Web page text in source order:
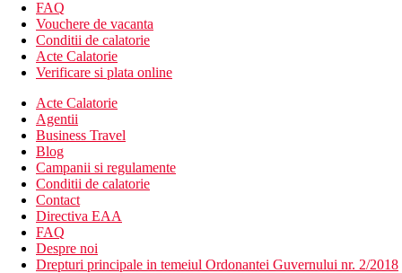
Sky Deluxe
aproximativ 25 m2
dotate similar camerelor Garden Room
situat la etajul 1 al unei case cu doua etaje
aproximativ 27 m2
dotate similar camerelor confort
bungalouri
tratament SPA gratuit de 30 de minute de persoana (o
cos cu fructe in camera la sosire
exista un pat suplimentar in camera, in cazul cazarii a 2
Vila cu apa
aproximativ 37 m2
dotate similar camerelor standard
FAQ
Vouchere de vacanta
Conditii de calatorie
Acte Calatorie
Verificare si plata online
Acte Calatorie
Agentii
Business Travel
Blog
Campanii si regulamente
Conditii de calatorie
Contact
Directiva EAA
FAQ
Despre noi
Drepturi principale in temeiul Ordonantei Guvernului nr. 2/2018